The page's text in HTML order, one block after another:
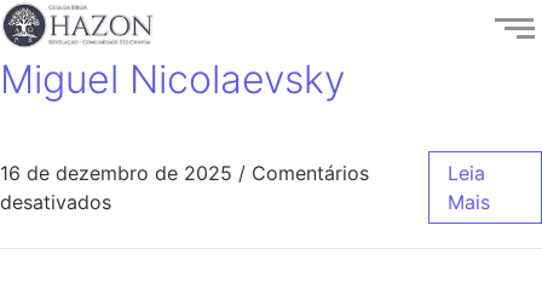
Miguel Nicolaevsky
16 de dezembro de 2025 / Comentários
desativados
Leia
Mais